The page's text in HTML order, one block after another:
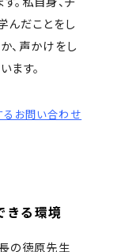
んだことをし
、声かけをし
ます。
るお問い合わせ
きる環境
の徳原先生